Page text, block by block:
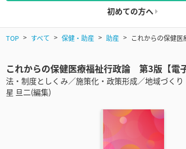
初めての方へ
TOP すべて 保健・助産 助産 これからの保健
これからの保健医療福祉行政論 第3版【電子
法・制度としくみ／施策化・政策形成／地域づくり
星 旦二(編集)